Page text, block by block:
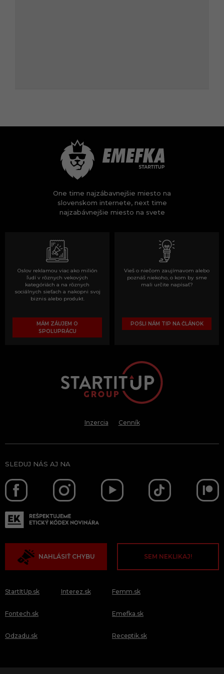
One time najzábavnejšie miesto na
slovenskom internete, next time
najzabávnejšie miesto na svete
Oslov reklamou viac ako milión
ľudí v rôznych vekových
kategóriách a na rôznych
sociálnych sieťach a nakopni svoj
biznis alebo produkt.
MÁM ZÁUJEM O
SPOLUPRÁCU
Vieš o niečom zaujímavom alebo
poznáš niekoho, o kom by sme
mali určite napísať?
POŠLI NÁM TIP NA ČLÁNOK
Inzercia Cenník
SLEDUJ NÁS AJ NA
NAHLÁSIŤ CHYBU SEM NEKLIKAJ!
StartItUp.sk
Fontech.sk
Odzadu.sk
Interez.sk Femm.sk
Emefka.sk
Receptik.sk